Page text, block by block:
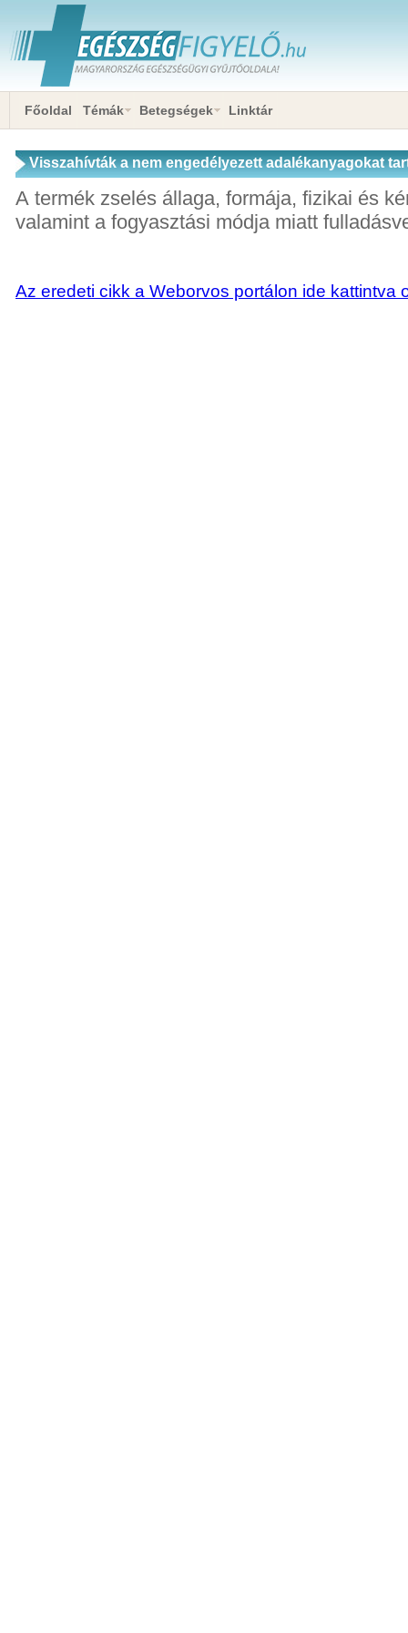
Főoldal Témák Betegségek Linktár
Visszahívták a nem engedélyezett adalékanyagokat
A termék zselés állaga, formája, fizikai és
valamint a fogyasztási módja miatt
Az eredeti cikk a Weborvos portálon ide kattintva